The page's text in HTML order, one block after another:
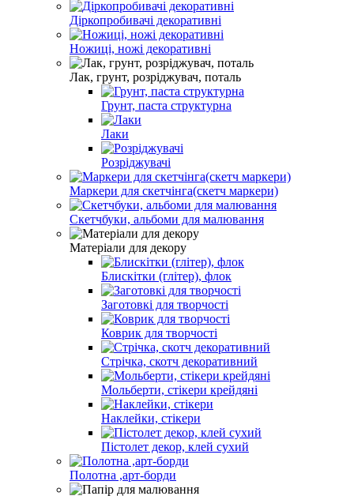
Діркопробивачі декоративні
Ножиці, ножі декоративні
Лак, грунт, розріджувач, поталь
Грунт, паста структурна
Лаки
Розріджувачі
Маркери для скетчінга(скетч маркери)
Скетчбуки, альбоми для малювання
Матеріали для декору
Блискітки (глітер), флок
Заготовкі для творчості
Коврик для творчості
Стрічка, скотч декоративний
Мольберти, стікери крейдяні
Наклейки, стікери
Пістолет декор, клей сухий
Полотна ,арт-борди